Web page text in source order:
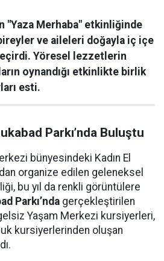
"Yaza Merhaba" etkinliğinde
ve aileleri doğayla iç içe
Yöresel lezzetlerin
oynandığı etkinlikte birlik
esti.
Parkı’nda Buluştu
bünyesindeki Kadın El
organize edilen geleneksel
bu yıl da renkli görüntülere
Parkı’nda gerçekleştirilen
Yaşam Merkezi kursiyerleri,
kursiyerlerinden oluşan